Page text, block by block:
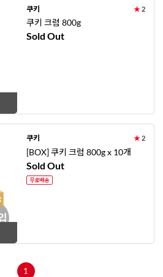
쿠키 ★ 2
쿠키 크럼 800g
Sold Out
쿠키 ★ 2
[BOX] 쿠키 크럼 800g x 10개
Sold Out
1